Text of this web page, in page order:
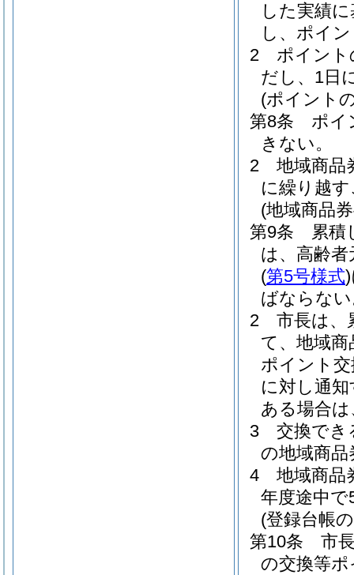
した実績
し、ポイ
2
ポイント
だし、1日
(ポイント
第8条
ポイ
きない。
2
地域商品
に繰り越
(地域商品
第9条
累積
は、高齢
(第5号様式)
ばならな
2
市長は、
て、地域
ポイント
に対し通
ある場合
3
交換でき
の地域商
4
地域商品
年度途中
(登録台帳
第10条
市
の交換等